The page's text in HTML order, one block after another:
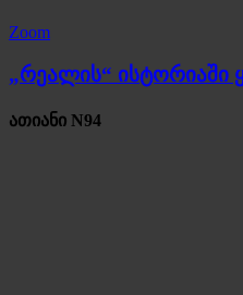
Zoom
„რეალის“ ისტორიაში
ათიანი N94